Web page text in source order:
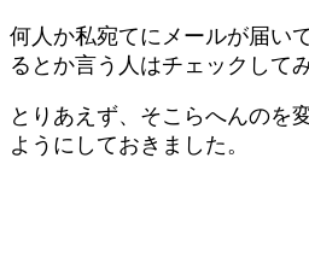
何人か私宛てにメールが届い
るとか言う人はチェックして
とりあえず、そこらへんのを
ようにしておきました。